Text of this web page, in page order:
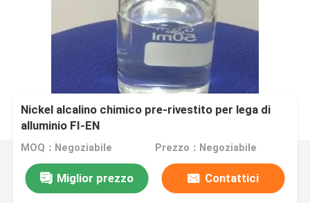
Nickel alcalino chimico pre-rivestito per lega di
alluminio FI-EN
MOQ：Negoziabile Prezzo：Negoziabile
Miglior prezzo Contattici